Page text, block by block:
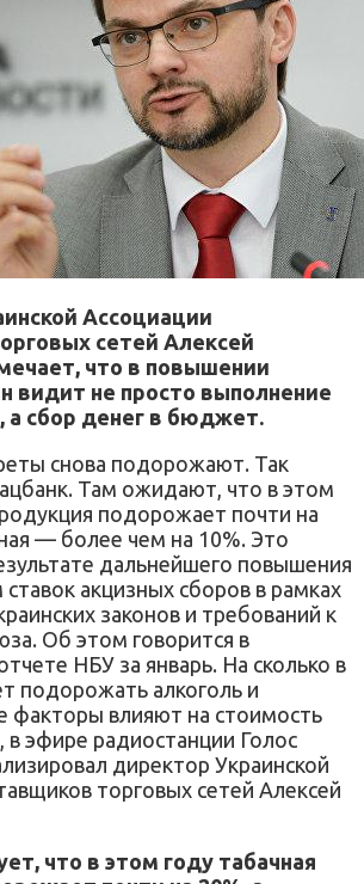
Ассоциации
сетей Алексей
что в повышении
видит не просто выполнение
а сбор денег в бюджет.
снова подорожают. Так
Там ожидают, что в этом
подорожает почти на
— более чем на 10%. Это
дальнейшего повышения
акцизных сборов в рамках
законов и требований к
Об этом говорится в
НБУ за январь. На сколько в
подорожать алкоголь и
факторы влияют на стоимость
в эфире радиостанции Голос
директор Украинской
торговых сетей Алексей
что в этом году табачная